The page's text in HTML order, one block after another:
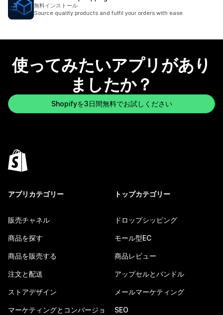
無料インストール
Source quality products and fulfil your orders with ease
使ってみたいアプリがあり
ましたか？
Shopifyを3日間無料でお試しください
アプリカテゴリー
販売チャネル
商品を探す
商品を販売する
注文と配送
ストアデザイン
マーケティングとコンバージョ
トップカテゴリー
ドロップシッピング
モール型EC
商品レビュー
アップセルとバンドル
メールマーケティング
SEO